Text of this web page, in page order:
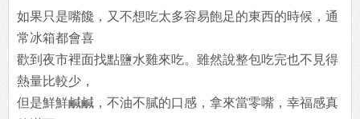
如果只是嘴饞，又不想吃太多容易飽足的東西的時候，通
常冰箱都會喜
歡到夜市裡面找點鹽水雞來吃。雖然說整包吃完也不見得
熱量比較少，
但是鮮鮮鹹鹹，不油不膩的口感，拿來當零嘴，幸福感真